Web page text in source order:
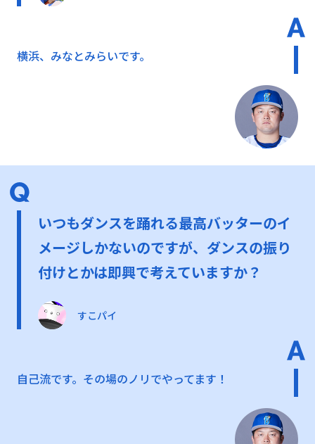
横浜、みなとみらいです。
いつもダンスを踊れる最高バッターのイ
メージしかないのですが、ダンスの振り
付けとかは即興で考えていますか？
すこパイ
自己流です。その場のノリでやってます！